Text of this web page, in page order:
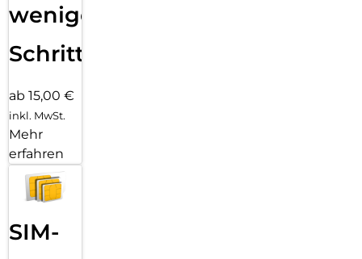
wenigen
Schritten
ab 15,00 €
inkl. MwSt.
Mehr
erfahren
SIM-